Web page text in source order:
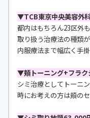
▼TCB東京中央美容外
都内はもちろん23区外
取り扱う治療法の種類
内服療法まで幅広く手掛
▼頬トーニング+フラク
シミ治療としてトーニ
時にお考えの方は頬の